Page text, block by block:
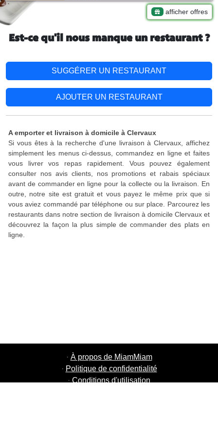
afficher offres
Est-ce qu'il nous manque un restaurant ?
SUGGÉRER UN RESTAURANT
AJOUTER UN RESTAURANT
A emporter et livraison à domicile à Clervaux
Si vous êtes à la recherche d'une livraison à Clervaux, affichez
simplement les menus ci-dessus, commandez en ligne et faites
vous livrer vos repas rapidement. Vous pouvez également
consulter nos avis clients, nos promotions et rabais spéciaux
avant de commander en ligne pour la collecte ou la livraison. En
outre, notre site est gratuit et vous payez le même prix que si
vous aviez commandé par téléphone ou sur place. Parcourez les
restaurants dans notre section de livraison à domicile Clervaux et
découvrez la façon la plus simple de commander des plats en
ligne.
· À propos de MiamMiam
· Politique de confidentialité
· Conditions d'utilisation